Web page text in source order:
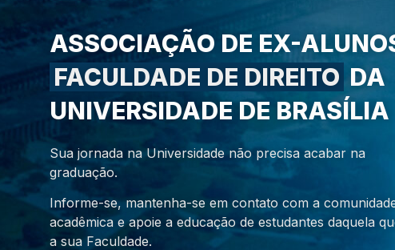
ASSOCIAÇÃO DE EX-
FACULDADE DE DIREITO DA
UNIVERSIDADE DE BRASÍLIA
Sua jornada na Universidade não precisa acabar na
graduação.
Informe-se, mantenha-se em contato com a
acadêmica e apoie a educação de estudantes daquela
a sua Faculdade.